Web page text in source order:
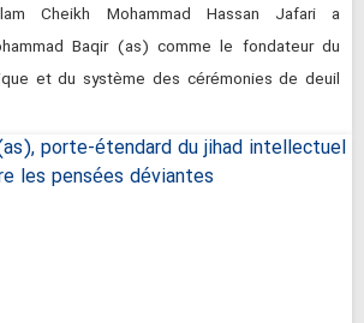
Cheikh Mohammad Hassan Jafari a
Baqir (as) comme le fondateur du
et du système des cérémonies de deuil